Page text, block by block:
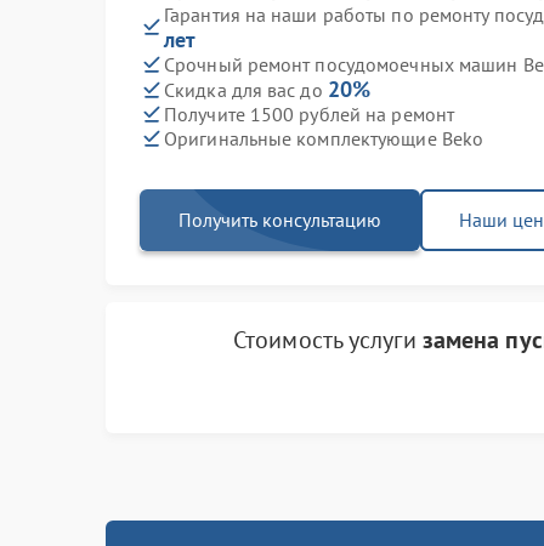
Гарантия на наши работы по ремонту
лет
Срочный ремонт посудомоечных машин
Скидка для вас до 20%
Получите 1500 рублей на ремонт
Оригинальные комплектующие Beko
Получить консультацию Наши
Стоимость услуги замена